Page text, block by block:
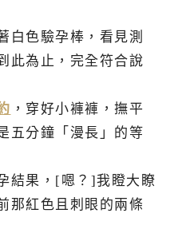
白色驗孕棒，看見測
此為止，完全符合說
，穿好小褲褲，撫平
五分鐘「漫長」的等
結果，[嗯？]我瞪大瞭
那紅色且刺眼的兩條